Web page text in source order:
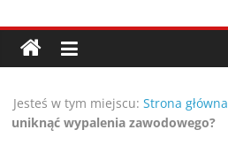
do
treści
Porady,
wskazówki
oraz
Jesteś w tym miejscu: Strona główna
uniknąć wypalenia zawodowego?